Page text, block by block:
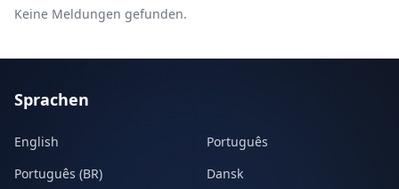
Keine Meldungen gefunden.
Sprachen
English
Português
Português (BR)
Dansk